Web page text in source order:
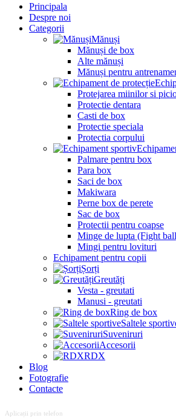
Principala
Despre noi
Categorii
Mănuși
Mănuși de box
Alte mănuși
Mănuși pentru
Protejarea miinilor si
Protectie dentara
Casti de box
Protectie speciala
Protectia corpului
Palmare pentru box
Para box
Saci de box
Makiwara
Perne box de perete
Sac de box
Protectii pentru coapse
Minge de lupta (Fight
Mingi pentru lovituri
Echipament pentru copii
Șorți
Greutăți
Vesta - greutati
Manusi - greutati
Ring de box
Saltele
Suveniruri
Accesorii
RDX
Blog
Fotografie
Contacte
Aplicații prin telefon